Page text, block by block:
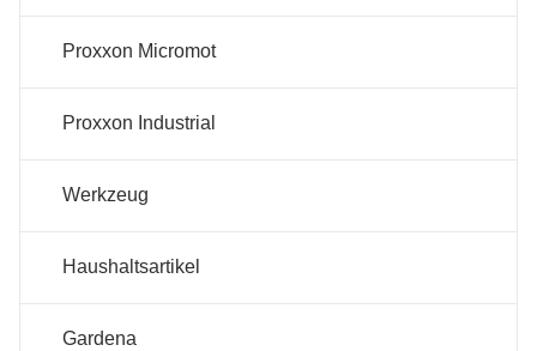
Proxxon Micromot
Proxxon Industrial
Werkzeug
Haushaltsartikel
Gardena